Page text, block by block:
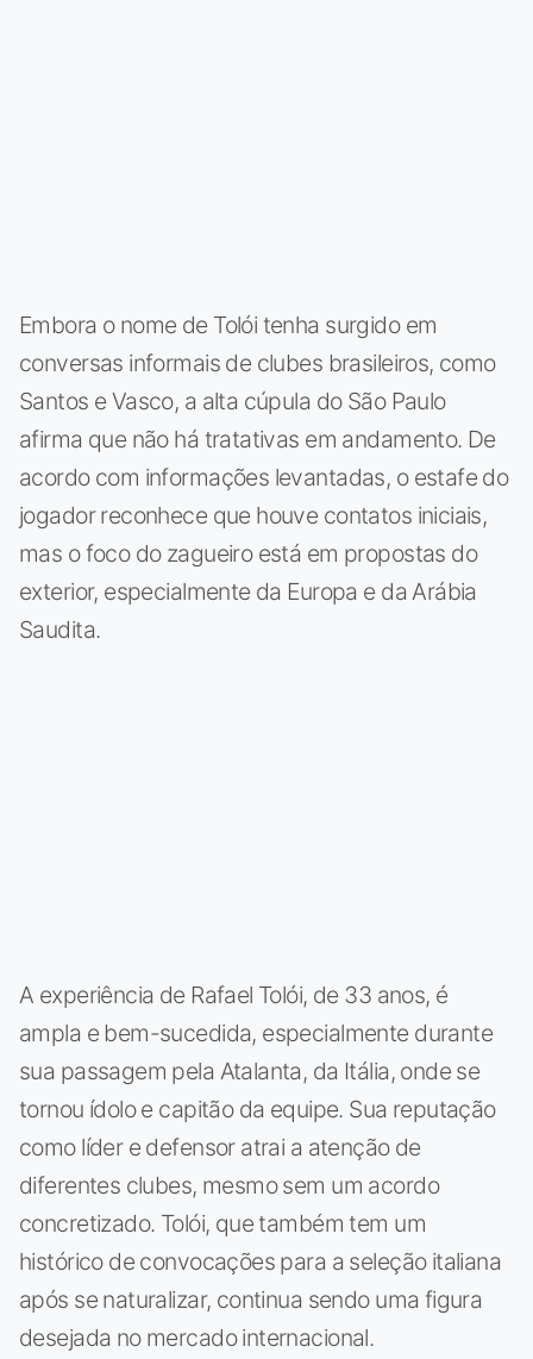
Embora o nome de Tolói tenha surgido em
conversas informais de clubes brasileiros, como
Santos e Vasco, a alta cúpula do São Paulo
afirma que não há tratativas em andamento. De
acordo com informações levantadas, o estafe do
jogador reconhece que houve contatos iniciais,
mas o foco do zagueiro está em propostas do
exterior, especialmente da Europa e da Arábia
Saudita.
A experiência de Rafael Tolói, de 33 anos, é
ampla e bem-sucedida, especialmente durante
sua passagem pela Atalanta, da Itália, onde se
tornou ídolo e capitão da equipe. Sua reputação
como líder e defensor atrai a atenção de
diferentes clubes, mesmo sem um acordo
concretizado. Tolói, que também tem um
histórico de convocações para a seleção italiana
após se naturalizar, continua sendo uma figura
desejada no mercado internacional.